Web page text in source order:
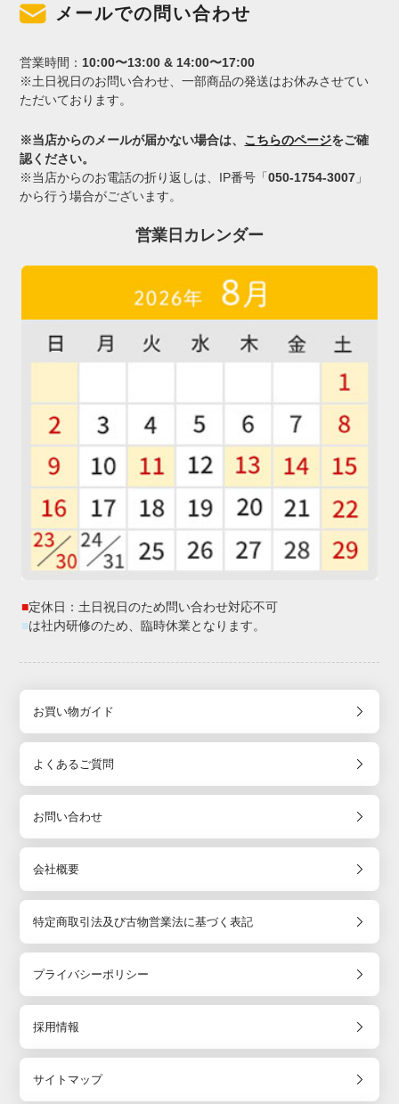
メールでの問い合わせ
営業時間：10:00〜13:00 & 14:00〜17:00
※土日祝日のお問い合わせ、一部商品の発送はお休みさせてい
ただいております。
※当店からのメールが届かない場合は、 こちらのページをご確
認ください。
※当店からのお電話の折り返しは、IP番号「050-1754-3007 」
から行う場合がございます。
営業日カレンダー
■定休日：土日祝日のため問い合わせ対応不可
■は社内研修のため、臨時休業となります。
お買い物ガイド
よくあるご質問
お問い合わせ
会社概要
特定商取引法及び古物営業法に基づく表記
プライバシーポリシー
採用情報
サイトマップ